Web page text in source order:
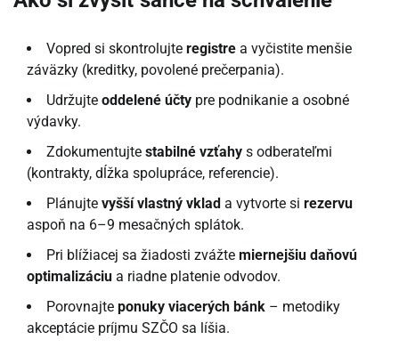
Vopred si skontrolujte registre a vyčistite menšie
záväzky (kreditky, povolené prečerpania).
Udržujte oddelené účty pre podnikanie a osobné
výdavky.
Zdokumentujte stabilné vzťahy s odberateľmi
(kontrakty, dĺžka spolupráce, referencie).
Plánujte vyšší vlastný vklad a vytvorte si rezervu
aspoň na 6–9 mesačných splátok.
Pri blížiacej sa žiadosti zvážte miernejšiu daňovú
optimalizáciu a riadne platenie odvodov.
Porovnajte ponuky viacerých bánk – metodiky
akceptácie príjmu SZČO sa líšia.